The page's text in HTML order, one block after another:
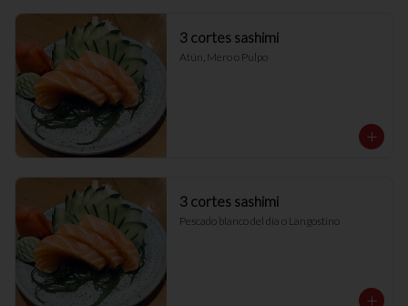
3 cortes sashimi
Atún, Mero o Pulpo
3 cortes sashimi
Pescado blanco del día o Langostino